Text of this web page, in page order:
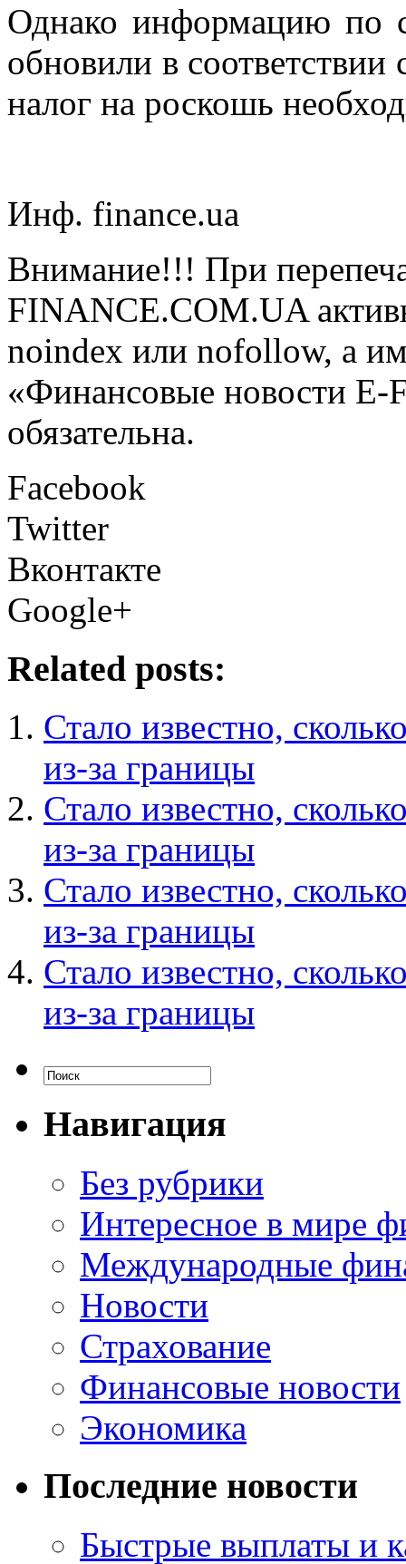
Однако информацию по
обновили в
налог на роскошь
Инф. finance.ua
Внимание!!! При
FINANCE.COM.UA
noindex или nofollow, а
«Финансовые новости
обязательна.
Facebook
Twitter
Вконтакте
Google+
Related posts:
Стало известно,
из-за границы
Стало известно,
из-за границы
Стало известно,
из-за границы
Стало известно,
из-за границы
Навигация
Без рубрики
Интересное в мире
Международные
Новости
Страхование
Финансовые новости
Экономика
Последние новости
Быстрые выплаты и